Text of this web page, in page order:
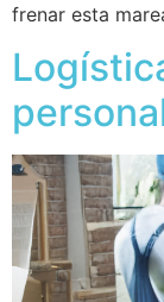
frenar esta